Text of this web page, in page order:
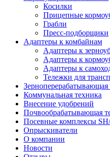
Косилки
Прицепные
Грабли
Пресс-подборщики
Адаптеры к комбайнам
Адаптеры к
Адаптеры к
Адаптеры к
Тележки для
Зерноперерабатывающая
Коммунальная техника
Внесение удобрений
Почвообрабатывающая
Посевные комплексы
Опрыскиватели
О компании
Новости